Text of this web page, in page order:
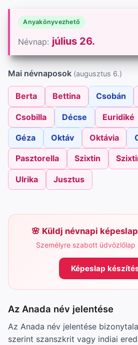
Anyakönyvezhető
Névnap: július 26.
Mai névnaposok (augusztus 6.)
Berta Bettina Csobán
Csobilla Décse Euridiké
Géza Oktáv Oktávia
Pasztorella Szixtin
Ulrika Jusztus
Küldj névnapi
Személyre szabott
Képeslap
Az Anada név jelentése
Az Anada név jelentése
szerint szanszkrit vagy indiai